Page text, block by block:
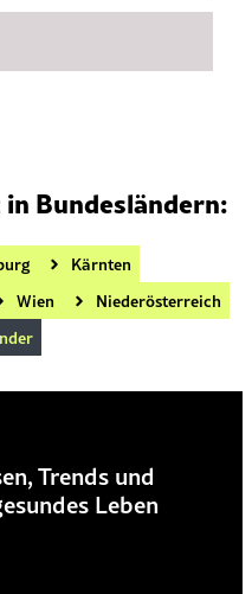
Bundesländern:
Kärnten
Wien
Niederösterreich
Trends und
Leben